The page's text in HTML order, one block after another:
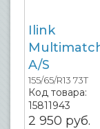
Ilink
A/S
155/65/R13 73T
Код товара:
15811943
2 950 руб.